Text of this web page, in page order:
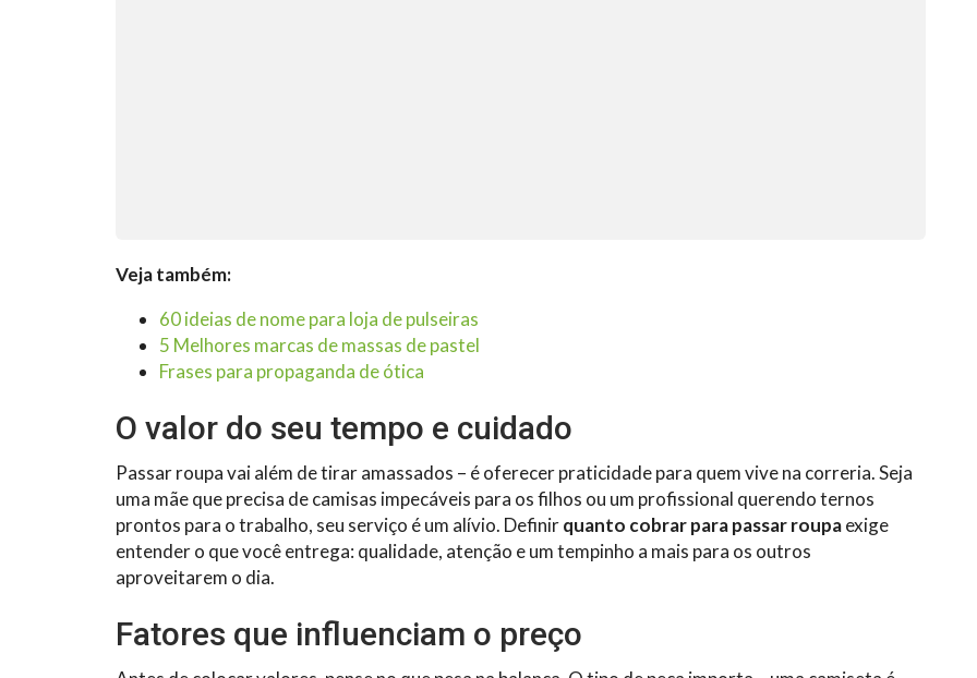
Veja também:
60 ideias de nome para loja de pulseiras
5 Melhores marcas de massas de pastel
Frases para propaganda de ótica
O valor do seu tempo e cuidado
Passar roupa vai além de tirar amassados – é oferecer praticidade para quem vive na correria. Seja
uma mãe que precisa de camisas impecáveis para os filhos ou um profissional querendo ternos
prontos para o trabalho, seu serviço é um alívio. Definirquanto cobrar para passar roupaexige
entender o que você entrega: qualidade, atenção e um tempinho a mais para os outros
aproveitarem o dia.
Fatores que influenciam o preço